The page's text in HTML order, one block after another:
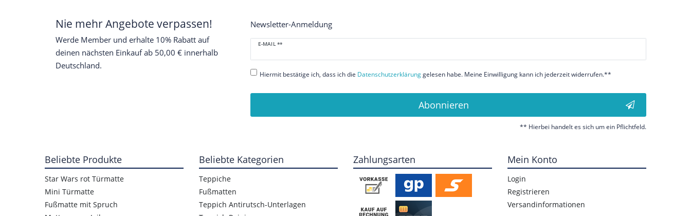
Nie mehr Angebote verpassen!
Werde Member und erhalte 10% Rabatt auf
deinen nächsten Einkauf ab 50,00 € innerhalb
Deutschland.
Newsletter-Anmeldung
E-MAIL **
Newsletter
Honig
Hiermit bestätige ich, dass ich die Daten­schutz­erklärunggelesen habe. Meine Einwilligung kann ich jederzeit widerrufen.**
Abonnieren
** Hierbei handelt es sich um ein Pflichtfeld.
Beliebte Produkte
Star Wars rot Türmatte
Mini Türmatte
Fußmatte mit Spruch
Beliebte Kategorien
Teppiche
Fußmatten
Teppich Antirutsch-Unterlagen
Zahlungsarten Mein Konto
Login
Registrieren
Versandinformationen